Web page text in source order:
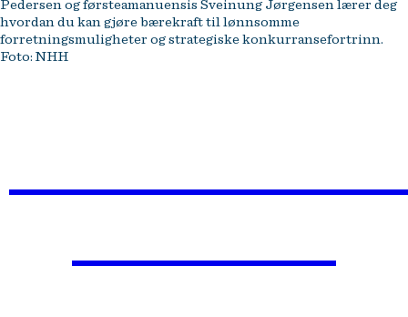
Pedersen og førsteamanuensis Sveinung Jørgensen lærer deg
hvordan du kan gjøre bærekraft til lønnsomme
forretningsmuligheter og strategiske konkurransefortrinn.
Foto: NHH